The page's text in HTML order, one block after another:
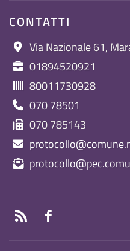
CONTATTI
Via Nazionale 61,
01894520921
80011730928
070 78501
070 785143